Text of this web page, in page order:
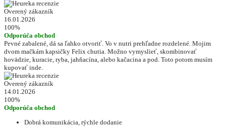
Overený zákazník
16.01.2026
100%
Odporúča obchod
Pevné zabalené, dá sa ľahko otvoriť. Vo v nutri prehľadne rozdelené. Mojim
dvom mačkám kapsičky Felix chutia. Možno vymyslieť, skombinovať
hovädzie, kuracie, ryba, jahňacína, alebo kačacina a pod. Toto potom musím
kupovať inde.
Overený zákazník
14.01.2026
100%
Odporúča obchod
Dobrá komunikácia, rýchle dodanie